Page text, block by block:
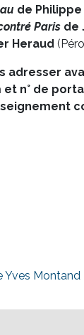
de
Parisde
Heraud
adresser
et n° de
Yves Montand